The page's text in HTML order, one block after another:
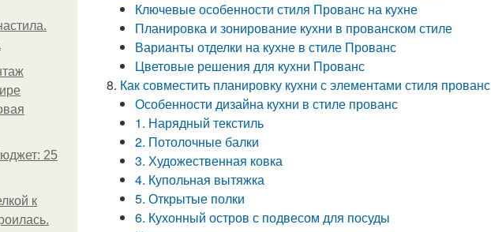
25
к
Ключевые особенности стиля Прованс на кухне
Планировка и зонирование кухни в прованском стиле
Варианты отделки на кухне в стиле Прованс
Цветовые решения для кухни Прованс
Как совместить планировку кухни с элементами стиля прованс
Особенности дизайна кухни в стиле прованс
1. Нарядный текстиль
2. Потолочные балки
3. Художественная ковка
4. Купольная вытяжка
5. Открытые полки
6. Кухонный остров с подвесом для посуды